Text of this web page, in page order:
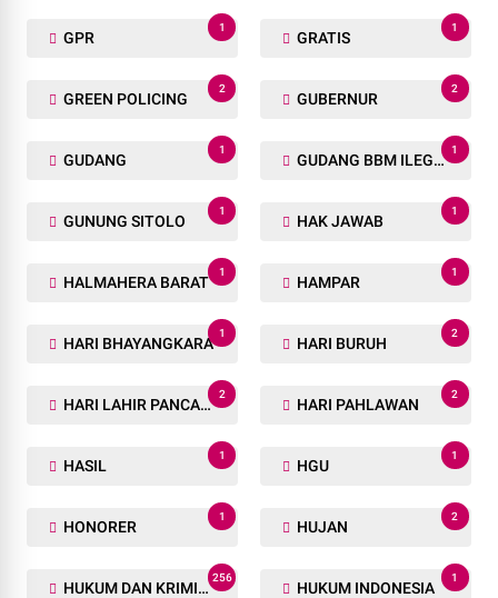
GPR
1
GRATIS
1
GREEN POLICING
2
GUBERNUR
2
GUDANG
1
GUDANG BBM ILEGAL
1
GUNUNG SITOLO
1
HAK JAWAB
1
HALMAHERA BARAT
1
HAMPAR
1
HARI BHAYANGKARA
1
HARI BURUH
2
HARI LAHIR PANCASILA
2
HARI PAHLAWAN
2
HASIL
1
HGU
1
HONORER
1
HUJAN
2
HUKUM DAN KRIMINAL
256
HUKUM INDONESIA
1